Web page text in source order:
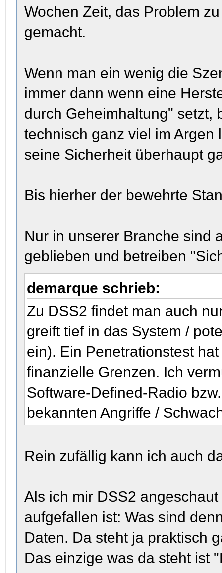
Wochen Zeit, das Problem
gemacht.
Wenn man ein wenig die
immer dann wenn eine
durch Geheimhaltung" setzt,
technisch ganz viel im
seine Sicherheit überhaupt
Bis hierher der bewehrte
Nur in unserer Branche sind
geblieben und betreiben
demarque schrieb:
Zu DSS2 findet man auch
greift tief in das System /
ein). Ein Penetrationstest
finanzielle Grenzen. Ich
Software-Defined-Radio
bekannten Angriffe /
Rein zufällig kann ich auch
Als ich mir DSS2
aufgefallen ist: Was sind
Daten. Da steht ja praktisch
Das einzige was da steht ist